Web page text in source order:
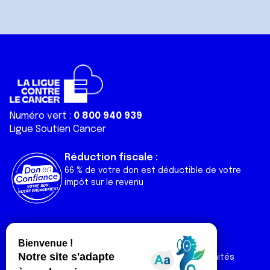
Numéro vert : 0 800 940 939
Ligue Soutien Cancer
Réduction fiscale :
66 % de votre don est déductible de votre
impôt sur le revenu
Liens utiles
Nos actualités
Nos publications
Espace Ligue & comités